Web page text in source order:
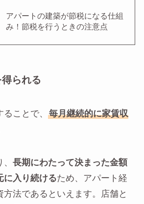
アパートの建築が節税になる仕組
み！節税を行うときの注意点
られる
ことで、
毎月継続的に家賃収
長期にわたって決まった金額
に入り続けるため、アパート経
方法であるといえます。店舗と